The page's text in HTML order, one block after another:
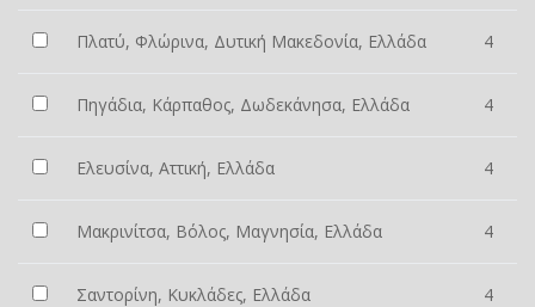
Πλατύ, Φλώρινα, Δυτική Μακεδονία, Ελλάδα 4
Πηγάδια, Κάρπαθος, Δωδεκάνησα, Ελλάδα 4
Ελευσίνα, Αττική, Ελλάδα 4
Μακρινίτσα, Βόλος, Μαγνησία, Ελλάδα 4
Σαντορίνη, Κυκλάδες, Ελλάδα 4